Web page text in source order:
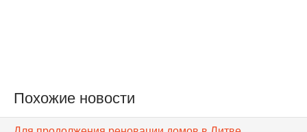
Похожие новости